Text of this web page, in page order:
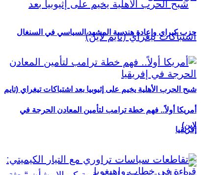
شبح الحرب الأهلية يخيم على إثيوبيا بعد اشتباكات تيغراي (تايم
لاين)
حزب كيراي وإعادة هندسة المشهد السياسي في السنغال
أمريكا أولاً.. فهم خطة ترامب لتأمين المعادن الحرجة في
إفريقيا